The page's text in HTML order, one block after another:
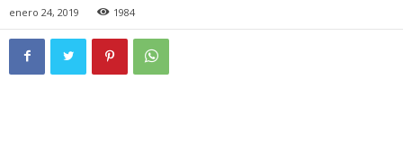
enero 24, 2019 1984